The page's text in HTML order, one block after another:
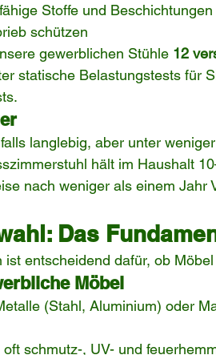
Stoffe und
schützen
gewerblichen Stühle 12
statische Belastungstests für
langlebig, aber unter
hält im Haushalt
nach weniger als einem Jahr
Das
ist entscheidend dafür, ob
Möbel
(Stahl, Aluminium) oder
schmutz-, UV- und